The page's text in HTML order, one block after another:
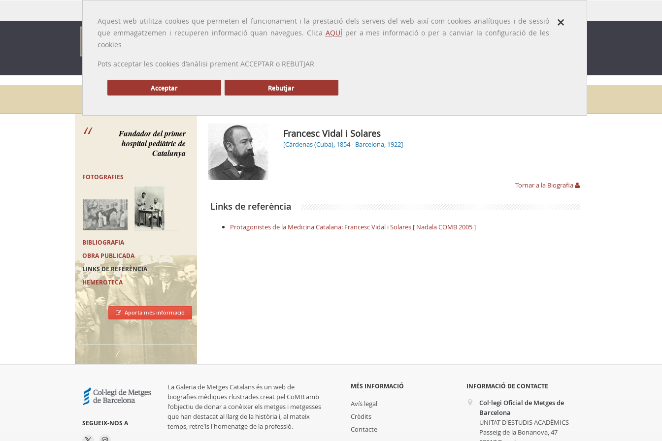
×
Aquest web utilitza cookies que permeten el funcionament i la prestació dels serveis del web així com cookies analítiques i de sessió
que emmagatzemen i recuperen informació quan navegues. Clica AQUÍper a mes informació o per a canviar la configuració de les
cookies
Pots acceptar les cookies d’anàlisi prement ACCEPTAR o REBUTJAR
Acceptar Rebutjar
PRESENTACIÓ GALERIA
Galeria de metges
Fundador del primer
hospital pediàtric de
Catalunya
FOTOGRAFIES
BIBLIOGRAFIA
OBRA PUBLICADA
LINKS DE REFERÈNCIA
HEMEROTECA
Aporta més informació
Francesc Vidal i Solares
[Cárdenas (Cuba), 1854 - Barcelona, 1922]
Tornar a la Biografia
Links de referència
Protagonistes de la Medicina Catalana: Francesc Vidal i Solares [ Nadala COMB 2005 ]
SEGUEIX-NOS A
La Galeria de Metges Catalans és un web de
biografies mèdiques i·lustrades creat pel CoMB amb
l'objectiu de donar a conèixer els metges i metgesses
que han destacat al llarg de la història i, al mateix
temps, retre'ls l'homenatge de la professió.
MÉS INFORMACIÓ
Avís legal
Crèdits
Contacte
INFORMACIÓ DE CONTACTE
Col·legi Oficial de Metges de
Barcelona
UNITAT D'ESTUDIS ACADÈMICS
Passeig de la Bonanova, 47